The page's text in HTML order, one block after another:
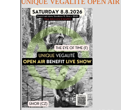
UNIQUE VEGALITÉ OPEN